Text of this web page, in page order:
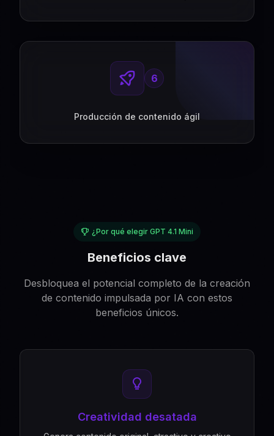
6
Producción de contenido ágil
¿Por qué elegir GPT 4.1 Mini
Beneficios clave
Desbloquea el potencial completo de la creación
de contenido impulsada por IA con estos
beneficios únicos.
Creatividad desatada